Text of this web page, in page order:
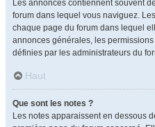
Les annonces contiennent souvent
forum dans lequel vous naviguez.
chaque page du forum dans lequel
annonces générales, les
définies par les administrateurs du
Haut
Que sont les notes ?
Les notes apparaissent en dessous